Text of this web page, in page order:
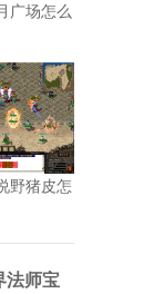
广场怎么
野猪皮怎
法师宝